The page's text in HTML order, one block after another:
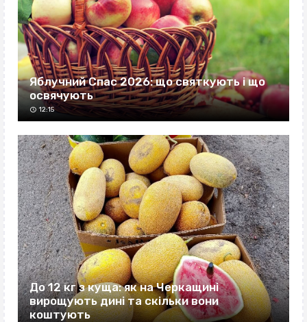
Яблучний Спас 2026: що святкують і що
освячують
12:15
До 12 кг з куща: як на Черкащині
вирощують дині та скільки вони
коштують